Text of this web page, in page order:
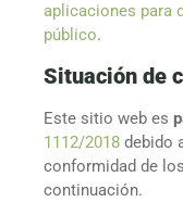
aplicaciones para
público.
Situación de
Este sitio web es
1112/2018 debido
conformidad de
continuación.